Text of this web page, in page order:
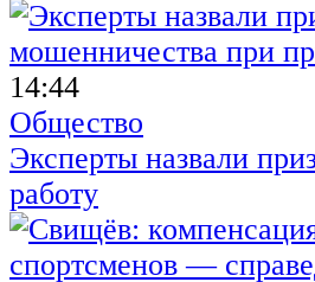
14:44
Общество
Эксперты назвали
работу